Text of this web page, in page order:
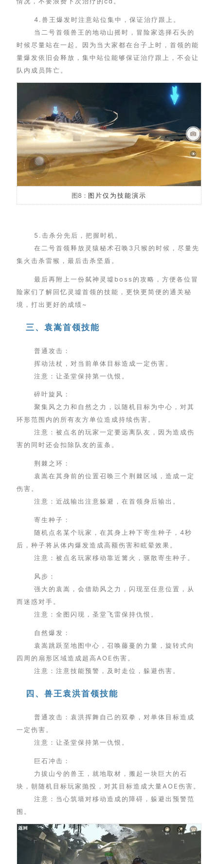
4.兽王爆发时注意站位集中，保证治疗跟上。
当二号首领兽王的地动山摇时，冒险家选择石头的
时候尽量站在一起。因为当大家都在台子上时，首领的能
量爆发依旧会释放，集中站位能够保证治疗跟上，不会让
队内成员阵亡。
图8： 图片仅为技能演示
5.击杀分先后，把握时机。
在二号首领释放灵猿秘术召唤3只猴的时候，尽量先
集火击杀雷猴，最后击杀坚盾。
最后再附上一份弑神灵墟boss的攻略，方便各位冒
险家们了解回忆灵墟首领的技能，更快更简便的通关秘
境，打出更好的成绩~
三、袁嵩首领技能
普通攻击：
挥动法杖，对当前单体目标造成一定伤害。
注意：让圣堂保持第一仇恨。
碎叶旋风：
聚集风之力和自然之力，以随机目标为中心，对其
环形范围内的所有友方单位造成持续伤害。
注意：被点名的玩家一定要远离队友，因为造成伤
害的同时还会扣除队友的蓝条。
荆棘之环：
袁嵩在其身前的位置召唤三个荆棘区域，造成一定
伤害。
注意：近战输出注意躲避，在首领身后输出。
寄生种子：
随机点名某个玩家，在其身上种下寄生种子，4秒
后，种子将从体内爆发造成高额伤害和眩晕效果。
注意：被点名玩家移动靠近篝火，驱散寄生种子。
风步：
强大的袁嵩，会借助风之力，闪现至任意位置，从
而迷惑对手。
注意：全图闪现，圣堂飞雷保持仇恨。
自然爆发：
袁嵩跳跃至地图中心，召唤藤蔓的力量，旋转式向
四周的扇形区域造成超高AOE伤害。
注意：注意技能预警，及时走位，躲避伤害。
四、兽王袁洪首领技能
普通攻击：袁洪挥舞自己的双拳，对单体目标造成
一定伤害。
注意：让圣堂保持第一仇恨。
巨石冲击：
力拔山兮的兽王，就地取材，搬起一块巨大的石
块，朝随机目标玩家抛投，对其目标造成大量AOE伤害。
注意：当心筑墙对移动造成的障碍，躲避出预警范
围。